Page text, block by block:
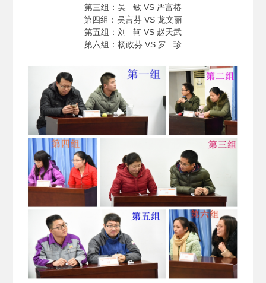
第三组：吴 敏 VS 严富椿
第四组：吴言芬 VS 龙文丽
第五组：刘 轲 VS 赵天武
第六组：杨政芬 VS 罗 珍